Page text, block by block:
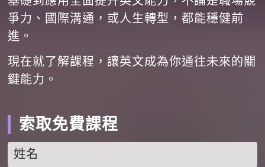
爭力、國際溝通，或人生轉型，都能穩健前
進。
現在就了解課程，讓英文成為你通往未來的關
鍵能力。
索取免費課程